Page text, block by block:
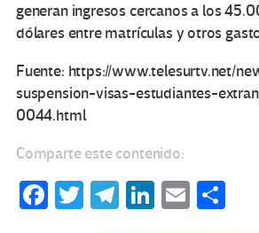
generan ingresos cercanos a los
dólares entre matrículas y otros
Fuente: https://www.telesurtv.net/
suspension-visas-estudiantes-
0044.html
Comparte este contenido:
Fa T
Te Li
E